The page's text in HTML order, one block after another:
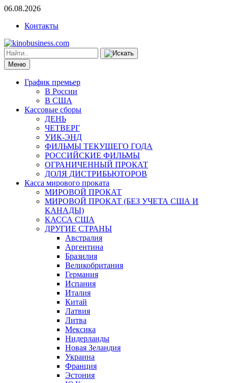
06.08.2026
Контакты
Меню
График премьер
В России
В США
Кассовые сборы
ДЕНЬ
ЧЕТВЕРГ
УИК-ЭНД
ФИЛЬМЫ ТЕКУЩЕГО ГОДА
РОССИЙСКИЕ ФИЛЬМЫ
ОГРАНИЧЕННЫЙ ПРОКАТ
ДОЛЯ ДИСТРИБЬЮТОРОВ
Касса мирового проката
МИРОВОЙ ПРОКАТ
МИРОВОЙ ПРОКАТ (БЕЗ УЧЕТА США И
КАНАДЫ)
КАССА США
ДРУГИЕ СТРАНЫ
Австралия
Аргентина
Бразилия
Великобритания
Германия
Испания
Италия
Китай
Латвия
Литва
Мексика
Нидерланды
Новая Зеландия
Украина
Франция
Эстония